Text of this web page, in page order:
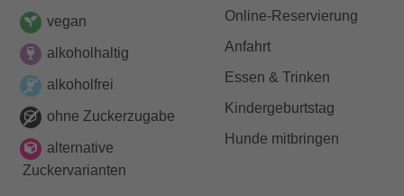
vegan
alkoholhaltig
alkoholfrei
ohne Zuckerzugabe
alternative
Zuckervarianten
Online-Reservierung
Anfahrt
Essen & Trinken
Kindergeburtstag
Hunde mitbringen